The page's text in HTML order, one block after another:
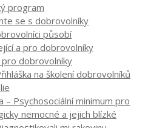
program
se s dobrovolníky
působí
a pro dobrovolníky
pro dobrovolníky
na školení dobrovolníků
– Psychosociální minimum pro
nemocné a jejich blízké